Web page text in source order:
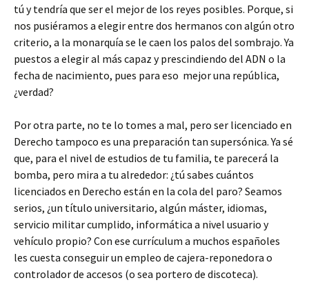
tú y tendría que ser el mejor de los reyes posibles. Porque, si
nos pusiéramos a elegir entre dos hermanos con algún otro
criterio, a la monarquía se le caen los palos del sombrajo. Ya
puestos a elegir al más capaz y prescindiendo del ADN o la
fecha de nacimiento, pues para eso mejor una república,
¿verdad?
Por otra parte, no te lo tomes a mal, pero ser licenciado en
Derecho tampoco es una preparación tan supersónica. Ya sé
que, para el nivel de estudios de tu familia, te parecerá la
bomba, pero mira a tu alrededor: ¿tú sabes cuántos
licenciados en Derecho están en la cola del paro? Seamos
serios, ¿un título universitario, algún máster, idiomas,
servicio militar cumplido, informática a nivel usuario y
vehículo propio? Con ese currículum a muchos españoles
les cuesta conseguir un empleo de cajera-reponedora o
controlador de accesos (o sea portero de discoteca).